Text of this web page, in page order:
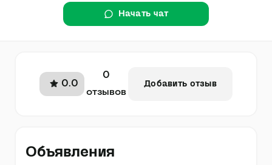
Начать чат
0.0
0
отзывов
Добавить отзыв
Объявления